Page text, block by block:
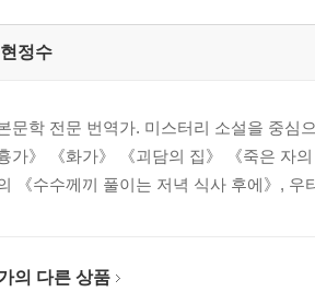
현정수
문학 전문 번역가. 미스터리 소설을 중심
흉가》 《화가》 《괴담의 집》 《죽은 자
《수수께끼 풀이는 저녁 식사 후에》,
의 다른 상품